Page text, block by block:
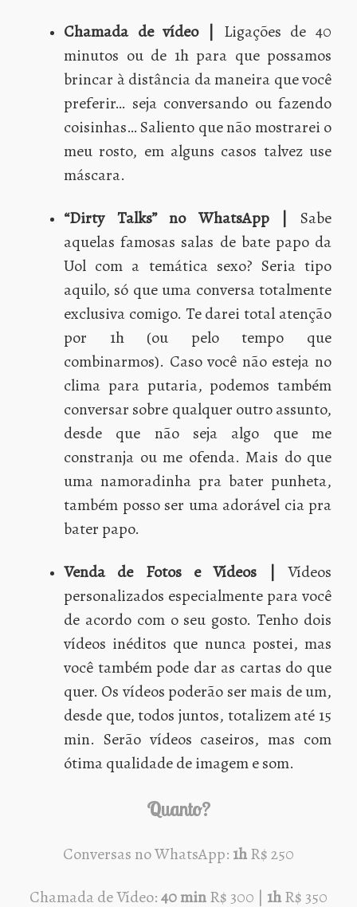
Chamada de vídeo | Ligações de 40
minutos ou de 1h para que possamos
brincar à distância da maneira que você
preferir… seja conversando ou fazendo
coisinhas… Saliento que não mostrarei o
meu rosto, em alguns casos talvez use
máscara.
“Dirty Talks” no WhatsApp | Sabe
aquelas famosas salas de bate papo da
Uol com a temática sexo? Seria tipo
aquilo, só que uma conversa totalmente
exclusiva comigo. Te darei total atenção
por 1h (ou pelo tempo que
combinarmos). Caso você não esteja no
clima para putaria, podemos também
conversar sobre qualquer outro assunto,
desde que não seja algo que me
constranja ou me ofenda. Mais do que
uma namoradinha pra bater punheta,
também posso ser uma adorável cia pra
bater papo.
Venda de Fotos e Vídeos |
Vídeos
personalizados especialmente para você
de acordo com o seu gosto. Tenho dois
vídeos inéditos que nunca postei, mas
você também pode dar as cartas do que
quer. Os vídeos poderão ser mais de um,
desde que, todos juntos, totalizem até 15
min. Serão vídeos caseiros, mas com
ótima qualidade de imagem e som.
Quanto?
Conversas no WhatsApp: 1hR$ 250
Chamada de Vídeo:40 minR$ 300 | 1hR$ 350